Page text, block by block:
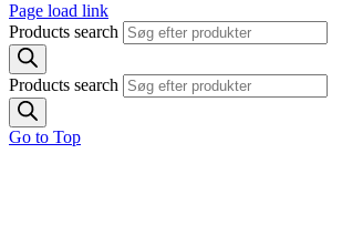
Page load link
Products search
Products search
Go to Top